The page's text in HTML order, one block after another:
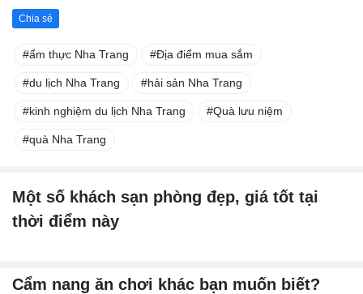
Chia sẻ
ẩm thực Nha Trang Địa điểm mua sắm
du lịch Nha Trang hải sản Nha Trang
kinh nghiệm du lịch Nha Trang Quà lưu niệm
quà Nha Trang
Một số khách sạn phòng đẹp, giá tốt tại
thời điểm này
Cẩm nang ăn chơi khác bạn muốn biết?